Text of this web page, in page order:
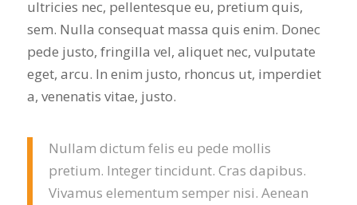
ultricies nec, pellentesque eu, pretium quis,
sem. Nulla consequat massa quis enim. Donec
pede justo, fringilla vel, aliquet nec, vulputate
eget, arcu. In enim justo, rhoncus ut, imperdiet
a, venenatis vitae, justo.
Nullam dictum felis eu pede mollis
pretium. Integer tincidunt. Cras dapibus.
Vivamus elementum semper nisi. Aenean